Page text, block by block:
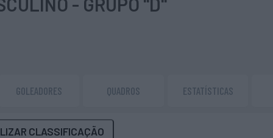
GOLEADORES QUADROS ESTATÍSTICAS
CLASSIFICAÇÃO